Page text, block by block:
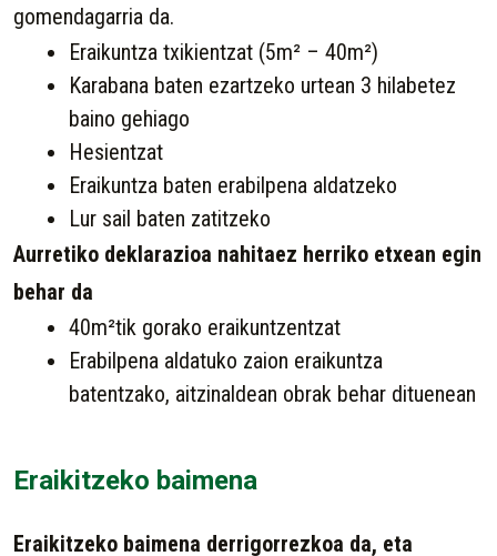
gomendagarria da.
Eraikuntza txikientzat (5m² – 40m²)
Karabana baten ezartzeko urtean 3 hilabetez
baino gehiago
Hesientzat
Eraikuntza baten erabilpena aldatzeko
Lur sail baten zatitzeko
Aurretiko deklarazioa nahitaez herriko etxean egin
behar da
40m²tik gorako eraikuntzentzat
Erabilpena aldatuko zaion eraikuntza
batentzako, aitzinaldean obrak behar dituenean
Eraikitzeko baimena
Eraikitzeko baimena derrigorrezkoa da, eta